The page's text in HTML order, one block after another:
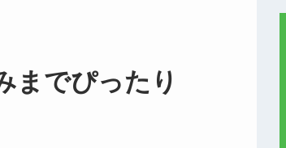
までぴったり